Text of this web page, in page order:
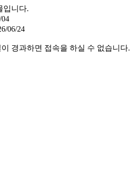
입니다.
06/24
경과하면 접속을 하실 수 없습니다.